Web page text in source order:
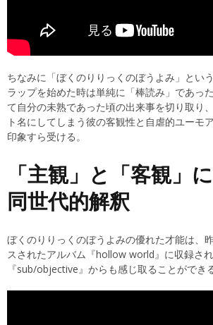
ちなみに「ぼくのりりっくのぼうよみ」とい
ラップを始めた時は単純に「棒読み」であっ
て自分の未熟であった頃の出来事を切り取り
ト名にしてしまう彼の客観性と自虐的ユーモ
印象すら受ける。
「主観」と「客観」
同世代的解釈
ぼくのりりっくのぼうよみの優れた才能は、
スされたアルバム『hollow world』に収録され
『sub/objective』からも感じ取ることができる